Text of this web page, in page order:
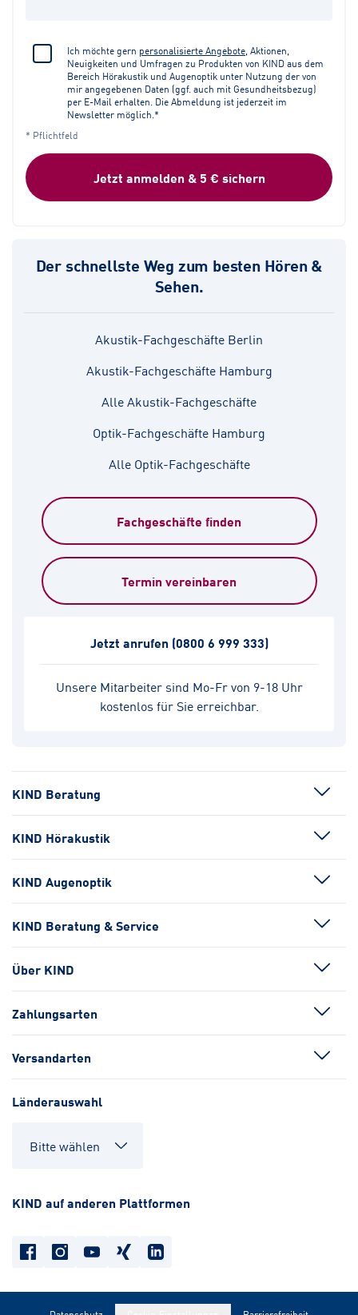
Ich möchte gern personalisierte Angebote , Aktionen,
Neuigkeiten und Umfragen zu Produkten von KIND aus dem
Bereich Hörakustik und Augenoptik unter Nutzung der von
mir angegebenen Daten (ggf. auch mit Gesundheitsbezug)
per E-Mail erhalten. Die Abmeldung ist jederzeit im
Newsletter möglich.*
* Pflichtfeld
Jetzt anmelden & 5 € sichern
Der schnellste Weg zum besten Hören &
Sehen.
Akustik-Fachgeschäfte Berlin
Akustik-Fachgeschäfte Hamburg
Alle Akustik-Fachgeschäfte
Optik-Fachgeschäfte Hamburg
Alle Optik-Fachgeschäfte
Fachgeschäfte finden
Termin vereinbaren
Unsere Mitarbeiter sind Mo-Fr von 9-18 Uhr
kostenlos für Sie erreichbar.
Jetzt anrufen (0800 6 999 333)
KIND Beratung
KIND Hörakustik
KIND Augenoptik
KIND Beratung & Service
Über KIND
Zahlungsarten
Versandarten
Länderauswahl
KIND auf anderen Plattformen